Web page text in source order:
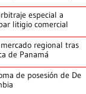
especial a
litigio comercial
regional tras
de Panamá
de posesión de De